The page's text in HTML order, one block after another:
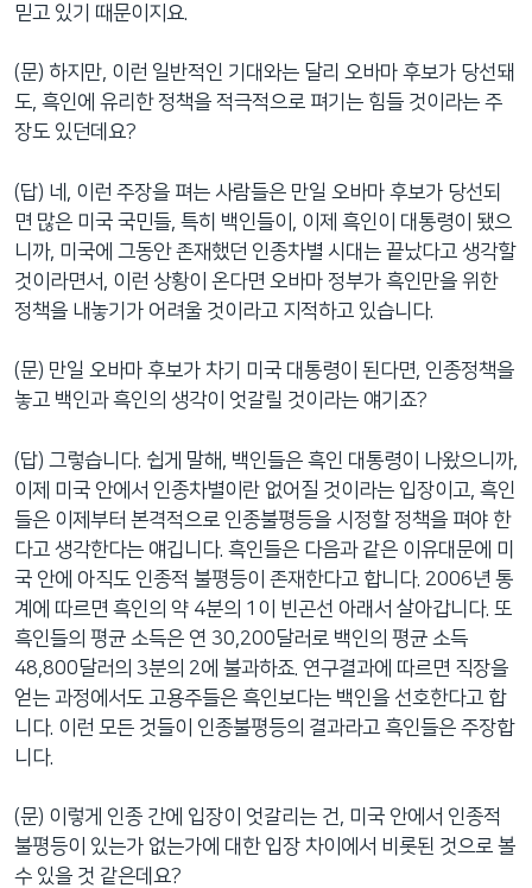
색
으
로
등
믿고 있기 때문이지요.
(문) 하지만, 이런 일반적인 기대와는 달리 오바마 후보가 당선돼
도, 흑인에 유리한 정책을 적극적으로 펴기는 힘들 것이라는 주
장도 있던데요?
(답) 네, 이런 주장을 펴는 사람들은 만일 오바마 후보가 당선되
면 많은 미국 국민들, 특히 백인들이, 이제 흑인이 대통령이 됐으
니까, 미국에 그동안 존재했던 인종차별 시대는 끝났다고 생각할
것이라면서, 이런 상황이 온다면 오바마 정부가 흑인만을 위한
정책을 내놓기가 어려울 것이라고 지적하고 있습니다.
(문) 만일 오바마 후보가 차기 미국 대통령이 된다면, 인종정책을
놓고 백인과 흑인의 생각이 엇갈릴 것이라는 얘기죠?
(답) 그렇습니다. 쉽게 말해, 백인들은 흑인 대통령이 나왔으니까,
이제 미국 안에서 인종차별이란 없어질 것이라는 입장이고, 흑인
들은 이제부터 본격적으로 인종불평등을 시정할 정책을 펴야 한
다고 생각한다는 얘깁니다. 흑인들은 다음과 같은 이유대문에 미
국 안에 아직도 인종적 불평등이 존재한다고 합니다. 2006년 통
계에 따르면 흑인의 약 4분의 1이 빈곤선 아래서 살아갑니다. 또
흑인들의 평균 소득은 연 30,200달러로 백인의 평균 소득
48,800달러의 3분의 2에 불과하죠. 연구결과에 따르면 직장을
얻는 과정에서도 고용주들은 흑인보다는 백인을 선호한다고 합
니다. 이런 모든 것들이 인종불평등의 결과라고 흑인들은 주장합
니다.
(문) 이렇게 인종 간에 입장이 엇갈리는 건, 미국 안에서 인종적
불평등이 있는가 없는가에 대한 입장 차이에서 비롯된 것으로 볼
수 있을 것 같은데요?